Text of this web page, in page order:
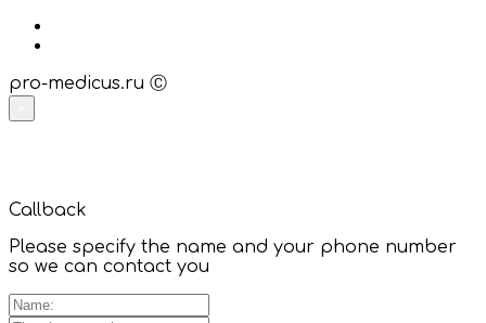
pro-medicus.ru Ⓒ
Callback
Please specify the name and your phone number
so we can contact you